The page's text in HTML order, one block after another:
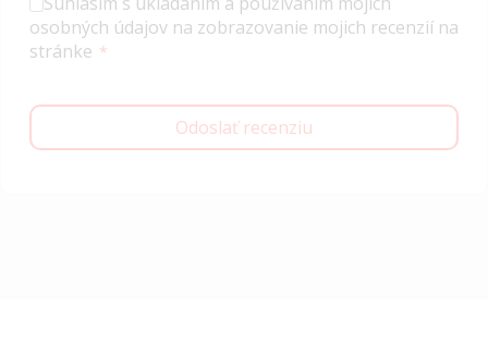
osobných údajov na zobrazovanie mojich recenzií na
stránke
Odoslať recenziu